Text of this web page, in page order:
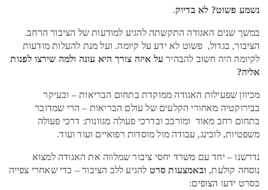
נשמע פשוט? לא בדיוק.
במשך שנים האגודה התקשתה להגיע למודעות של הציבור הרחב.
הציבור, בגדול, פשוט לא ידע על קיומה. ועל מנת להעלות מודעות
לקיומה היה חשוב להבהיר על איזה צורך היא עונה ולמה שירצו לפנות
אליה?
מכיוון שפעילות האגודה ממוקדת בתחום הבריאות – ובעיקר
בבירוקטיה מאחורי הקלעים של עולם הבריאות – הרי שמדובר
בתחום רחב מאוד ומורכב ובדרכי פעולה מגוונות: דרכי פעולה
משפטיות, לובינג, עבודה מול מוסדות רפואיים ועוד ועוד.
נדרשנו – יחד עם משרד יחסי ציבור שמלווה את האגודה למצוא
נוסחה קולעת, ובאמצעות סרט להגיע ללב הציבור – כדי שאחרי צפייה
בסרט ידעו הצופים: